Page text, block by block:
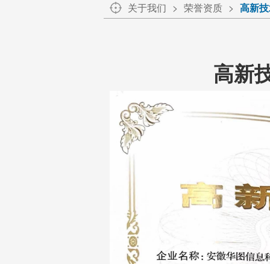
关于我们 荣誉资质 高新
高新